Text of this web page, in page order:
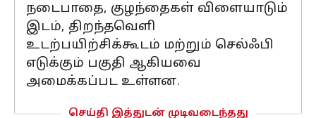
நடைபாதை, குழந்தைகள் விளையாடும்
இடம், திறந்தவெளி
உடற்பயிற்சிக்கூடம் மற்றும் செல்ஃபி
எடுக்கும் பகுதி ஆகியவை
அமைக்கப்பட உள்ளன.
செய்தி இத்துடன் முடிவடைந்தது